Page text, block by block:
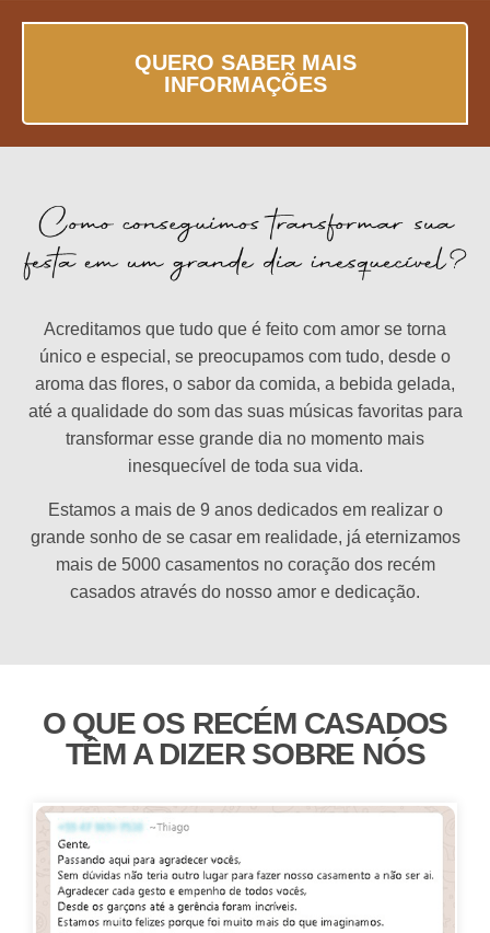
QUERO SABER MAIS
INFORMAÇÕES
Acreditamos que tudo que é feito com amor se torna
único e especial, se preocupamos com tudo, desde o
aroma das flores, o sabor da comida, a bebida gelada,
até a qualidade do som das suas músicas favoritas para
transformar esse grande dia no momento mais
inesquecível de toda sua vida.
Estamos a mais de 9 anos dedicados em realizar o
grande sonho de se casar em realidade, já eternizamos
mais de 5000 casamentos no coração dos recém
casados através do nosso amor e dedicação.
O QUE OS RECÉM CASADOS
TÊM A DIZER SOBRE NÓS